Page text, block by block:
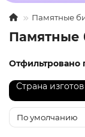
Памятные
Памятные
Отфильтровано
Страна